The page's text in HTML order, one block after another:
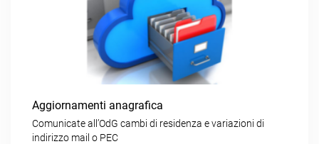
Aggiornamenti anagrafica
Comunicate all’OdG cambi di residenza e variazioni di
indirizzo mail o PEC